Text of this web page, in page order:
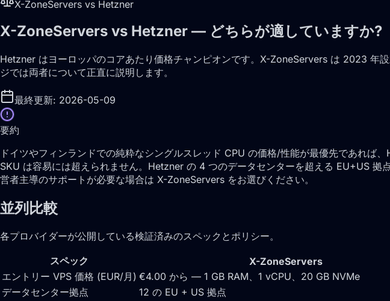
X-ZoneServers vs Hetzner
X-ZoneServers vs Hetzner — どちらが適していますか?
Hetzner はヨーロッパのコアあたり価格チャンピオンです。X-ZoneServers は 2023 年
ジでは両者について正直に説明します。
最終更新: 2026-05-09
要約
ドイツやフィンランドでの純粋なシングルスレッド CPU の価格/性能が最優先であれ
SKU は容易には超えられません。Hetzner の 4 つのデータセンターを超える EU+US
営者主導のサポートが必要な場合は X-ZoneServers をお選びください。
並列比較
各プロバイダーが公開している検証済みのスペックとポリシー。
スペック X-ZoneServers
エントリー VPS 価格 (EUR/月) €4.00 から — 1 GB RAM、1 vCPU、20 GB NVMe
データセンター拠点
12 の EU + US 拠点